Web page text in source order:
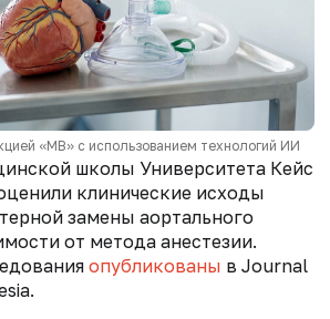
«МВ» с использованием технологий ИИ
школы Университета Кейс
клинические исходы
замены аортального
от метода анестезии.
опубликованы в Journal